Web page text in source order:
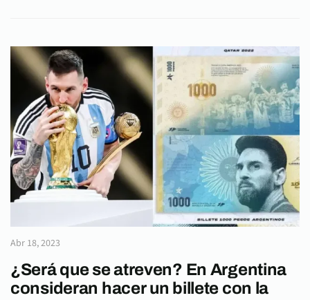
Abr 18, 2023
¿Será que se atreven? En Argentina
consideran hacer un billete con la